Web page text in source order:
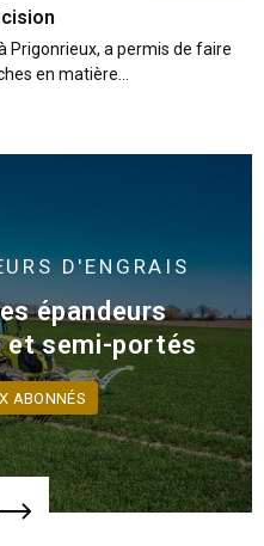
Prigonrieux, a permis de faire
en matière...
D'ENGRAIS
épandeurs
et semi-portés
ABONNÉS